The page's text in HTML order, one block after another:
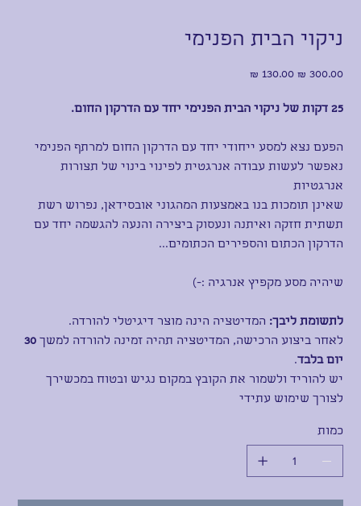
ניקוי הבית הפנימי
מחיר
מקורי
‏300.00 ‏₪
מחיר
מבצע
‏130.00 ‏₪
25 דקות של ניקוי הבית הפנימי יחד עם הדרקון החום.
הפעם נצא למסע ייחודי יחד עם הדרקון החום למרתף הפנימי
נאפשר לעשות עבודה אנרגטית לפינוי בינוי של תצורות
אנרגטיות
שאינן תומכות בנו באמצעות המהגוני אובסידאן, נפרוש רשת
תשתית חזקה ואיתנה ונעסוק ביצירה והנעה להגשמה יחד עם
הדרקון הכתום והספירים הכתומים...
שיהיה מסע מקפיץ אנרגיה :-)
לתשומת ליבך: המדיטציה הינה מוצר דיגיטלי להורדה.
לאחר ביצוע הרכישה, המדיטציה תהיה זמינה להורדה למשך30
יום בלבד.
יש להוריד ולשמור את הקובץ במקום נגיש ובטוח במכשירך
לצורך שימוש עתידי
כמות